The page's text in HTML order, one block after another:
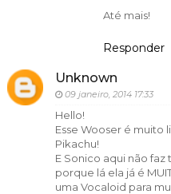
Até mais!
Responder
Unknown
09 janeiro, 2014 17:33
Hello!
Esse Wooser é muito
Pikachu!
E Sonico aqui não
porque lá ela já é
uma Vocaloid para